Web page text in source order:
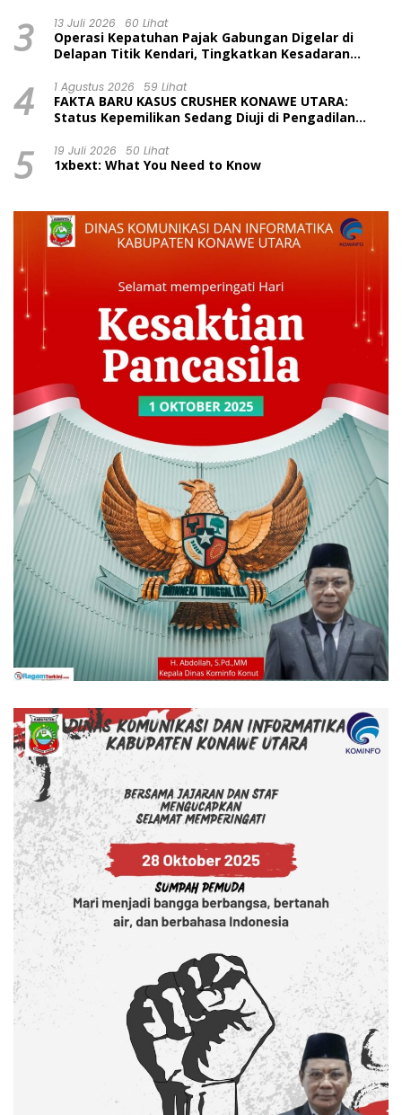
3 13 Juli 2026 60 Lihat
Operasi Kepatuhan Pajak Gabungan Digelar di
Delapan Titik Kendari, Tingkatkan Kesadaran
4 1 Agustus 2026 59 Lihat
FAKTA BARU KASUS CRUSHER KONAWE UTARA:
Status Kepemilikan Sedang Diuji di Pengadilan
Dinilai Prematur
5 19 Juli 2026 50 Lihat
1xbext: What You Need to Know